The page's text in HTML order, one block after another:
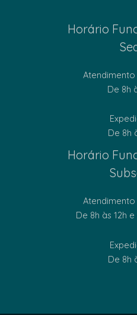
Horário
De 8h
De 8h
Horário
De 8h às 12h e
De 8h